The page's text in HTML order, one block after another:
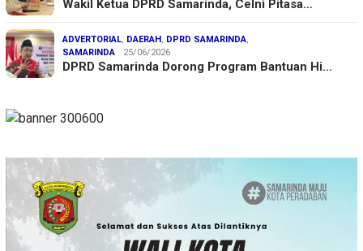
Wakil Ketua DPRD Samarinda, Celni Pitasa…
ADVERTORIAL, DAERAH, DPRD SAMARINDA,
SAMARINDA
25/06/2026
DPRD Samarinda Dorong Program Bantuan Hi…